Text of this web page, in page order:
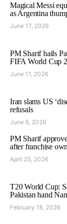
Magical Messi
as Argentina
June 17, 2026
PM Sharif hails
FIFA World Cup
June 11, 2026
Iran slams US
refusals
June 6, 2026
PM Sharif
after franchise
April 25, 2026
T20 World Cup:
Pakistan hand
February 18, 2026